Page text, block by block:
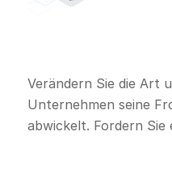
Verändern Sie die Art
Unternehmen seine
abwickelt. Fordern Sie